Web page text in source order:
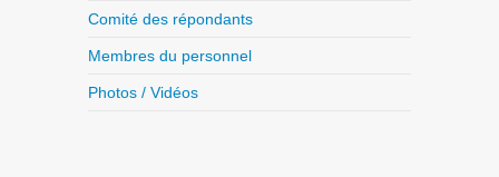
Comité des répondants
Membres du personnel
Photos / Vidéos